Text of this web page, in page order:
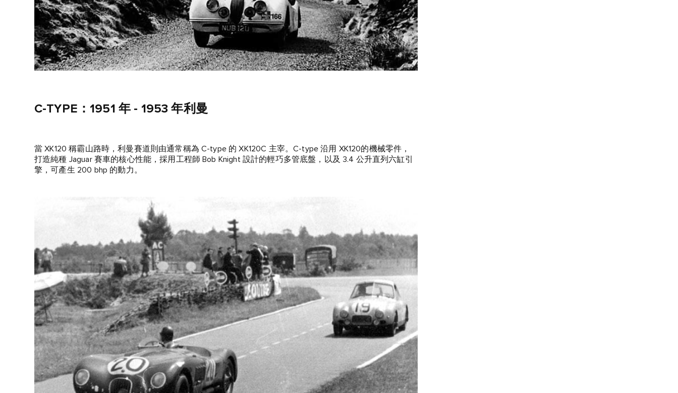
C‑TYPE：1951 年 - 1953 年利曼
當 XK120 稱霸山路時，利曼賽道則由通常稱為 C‑type 的 XK120C 主宰。C‑type 沿用 XK120的機械零件，
打造純種 Jaguar 賽車的核心性能，採用工程師 Bob Knight 設計的輕巧多管底盤，以及 3.4 公升直列六缸引
擎，可產生 200 bhp 的動力。